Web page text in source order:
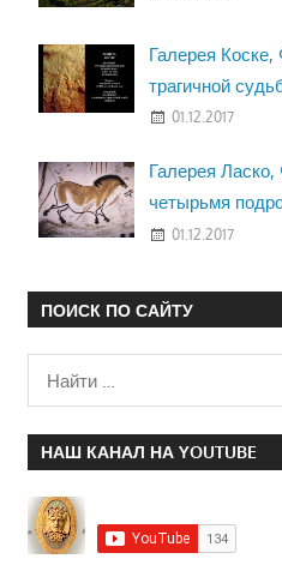
Галерея
трагичной
01.12.2017
Галерея
четырьмя
01.12.2017
ПОИСК ПО САЙТУ
НАШ КАНАЛ НА YOUTUBE